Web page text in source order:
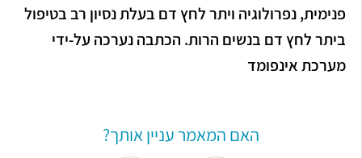
פנימית, נפרולוגיה ויתר לחץ דם בעלת נסיון רב בטיפול
ביתר לחץ דם בנשים הרות. הכתבה נערכה על-ידי
מערכת אינפומד
האם המאמר עניין אותך?